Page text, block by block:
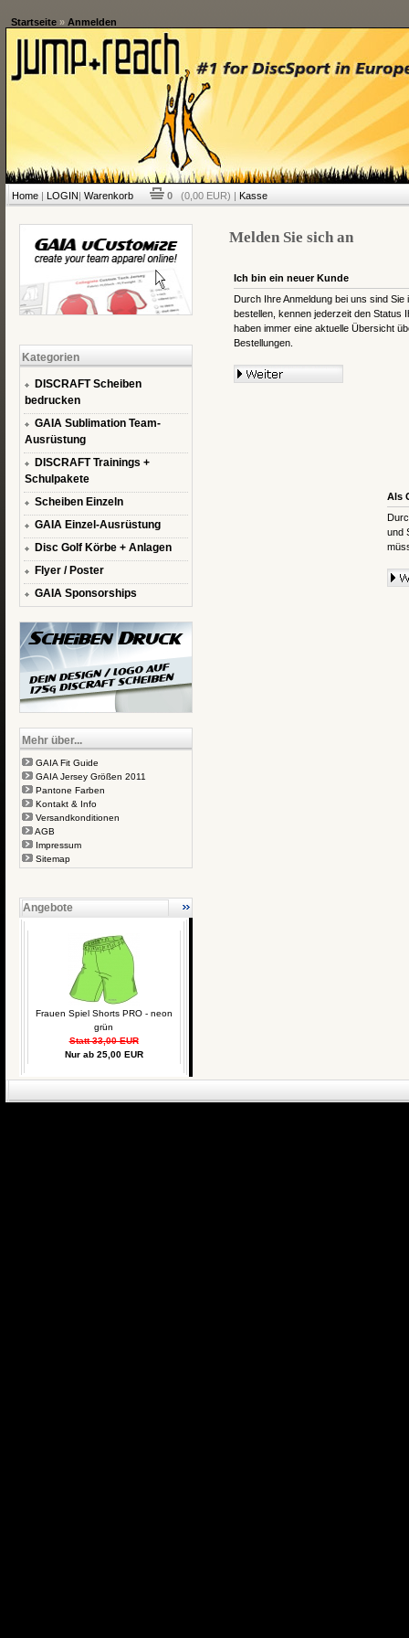
Startseite» Anmelden
Home| LOGIN| Warenkorb 0 (0,00 EUR) | Kasse
Kategorien
DISCRAFT Scheiben
bedrucken
GAIA Sublimation Team-
Ausrüstung
DISCRAFT Trainings +
Schulpakete
Scheiben Einzeln
GAIA Einzel-Ausrüstung
Disc Golf Körbe + Anlagen
Flyer / Poster
GAIA Sponsorships
Mehr über...
GAIA Fit Guide
GAIA Jersey Größen 2011
Pantone Farben
Kontakt & Info
Versandkonditionen
AGB
Impressum
Sitemap
Angebote
Frauen Spiel Shorts PRO - neon
grün
Statt 33,00 EUR
Nur ab 25,00 EUR
Melden Sie sich an
Ich bin ein neuer Kunde
Durch Ihre Anmeldung bei uns sind Sie
bestellen, kennen jederzeit den Status
haben immer eine aktuelle Übersicht
Bestellungen.
Als
und